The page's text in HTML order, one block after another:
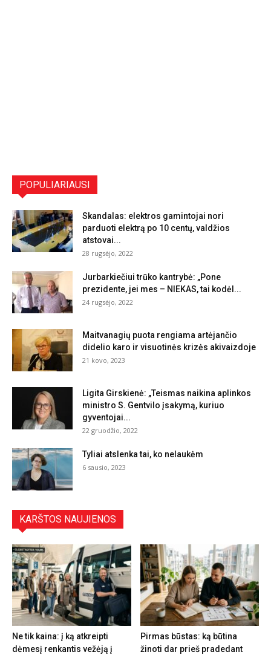
POPULIARIAUSI
Skandalas: elektros gamintojai nori
parduoti elektrą po 10 centų, valdžios
atstovai...
28 rugsėjo, 2022
Jurbarkiečiui trūko kantrybė: „Pone
prezidente, jei mes – NIEKAS, tai kodėl...
24 rugsėjo, 2022
Maitvanagių puota rengiama artėjančio
didelio karo ir visuotinės krizės akivaizdoje
21 kovo, 2023
Ligita Girskienė: „Teismas naikina aplinkos
ministro S. Gentvilo įsakymą, kuriuo
gyventojai...
22 gruodžio, 2022
Tyliai atslenka tai, ko nelaukėm
6 sausio, 2023
KARŠTOS NAUJIENOS
Ne tik kaina: į ką atkreipti
dėmesį renkantis vežėją į
Pirmas būstas: ką būtina
žinoti dar prieš pradedant